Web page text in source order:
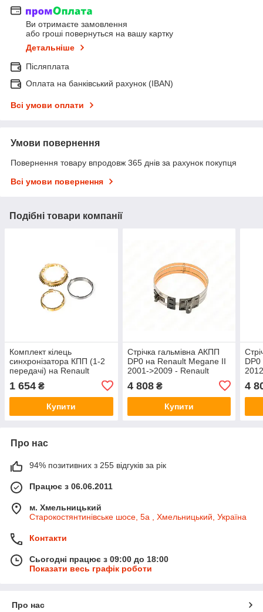
Ви отримаєте замовлення
або гроші повернуться на вашу картку
Детальніше
Післяплата
Оплата на банківський рахунок (IBAN)
Всі умови оплати
Умови повернення
Повернення товару впродовж 365 днів за рахунок покупця
Всі умови повернення
Подібні товари компанії
Комплект кілець
синхронізатора КПП (1-2
передачі) на Renault
Logan II 2012-> — Renault
(Оригінал) - 7701476657
1 654 ₴
Купити
Стрічка гальмівна АКПП
DP0 на Renault Megane II
2001->2009 - Renault
(Оригінал) - 8200207081
4 808₴
Купити
4
Про нас
94% позитивних з 255 відгуків за рік
Працює з 06.06.2011
м. Хмельницький
Старокостянтинівське шосе, 5а , Хмельницький, Україна
Контакти
Сьогодні працює з 09:00 до 18:00
Показати весь графік роботи
Про нас